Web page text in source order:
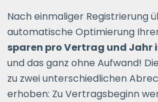
Nach einmaliger Registrierung
automatische Optimierung
sparen pro Vertrag und Jahr
und das ganz ohne Aufwand!
zu zwei unterschiedlichen
erhoben: Zu Vertragsbeginn